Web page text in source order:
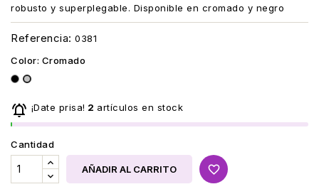
robusto y superplegable. Disponible en cromado y negro
Referencia: 0381
Color: Cromado
NegroCromado
 ¡Date prisa! 2 artículos en stock
Cantidad
AÑADIR AL CARRITO favorite_border